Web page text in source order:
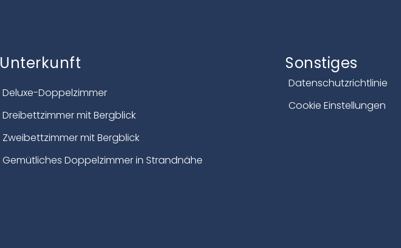
Unterkunft
Deluxe-Doppelzimmer
Dreibettzimmer mit Bergblick
Zweibettzimmer mit Bergblick
Gemütliches Doppelzimmer in Strandnähe
Sonstiges
Datenschutzrichtlinie
Cookie Einstellungen